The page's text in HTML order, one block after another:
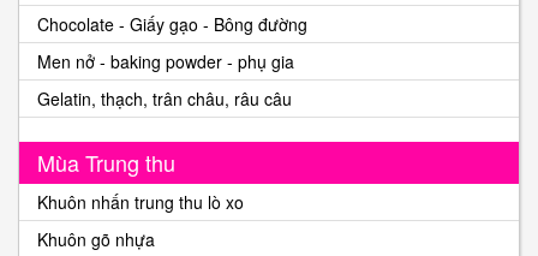
Chocolate - Giấy gạo - Bông đường
Men nở - baking powder - phụ gia
Gelatin, thạch, trân châu, râu câu
Mùa Trung thu
Khuôn nhấn trung thu lò xo
Khuôn gõ nhựa